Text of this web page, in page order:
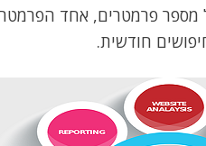
פרמטרים, אחד
חודשית.